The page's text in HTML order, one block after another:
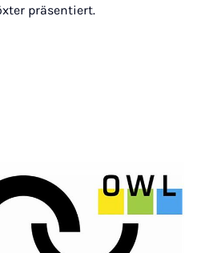
präsentiert.